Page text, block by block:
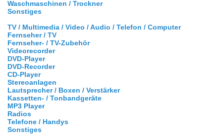
Waschmaschinen / Trockner
Sonstiges
TV / Multimedia / Video / Audio / Telefon / Computer
Fernseher / TV
Fernseher- / TV-Zubehör
Videorecorder
DVD-Player
DVD-Recorder
CD-Player
Stereoanlagen
Lautsprecher / Boxen / Verstärker
Kassetten- / Tonbandgeräte
MP3 Player
Radios
Telefone / Handys
Sonstiges